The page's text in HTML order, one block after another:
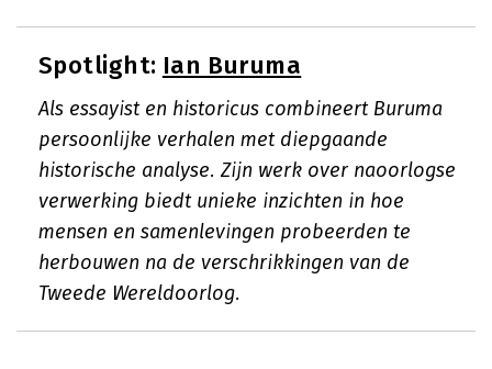
Spotlight: Ian Buruma
Als essayist en historicus combineert Buruma
persoonlijke verhalen met diepgaande
historische analyse. Zijn werk over naoorlogse
verwerking biedt unieke inzichten in hoe
mensen en samenlevingen probeerden te
herbouwen na de verschrikkingen van de
Tweede Wereldoorlog.